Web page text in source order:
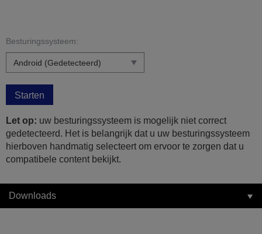
Besturingssysteem:
Starten
Let op: uw besturingssysteem is mogelijk niet correct
gedetecteerd. Het is belangrijk dat u uw besturingssysteem
hierboven handmatig selecteert om ervoor te zorgen dat u
compatibele content bekijkt.
Downloads